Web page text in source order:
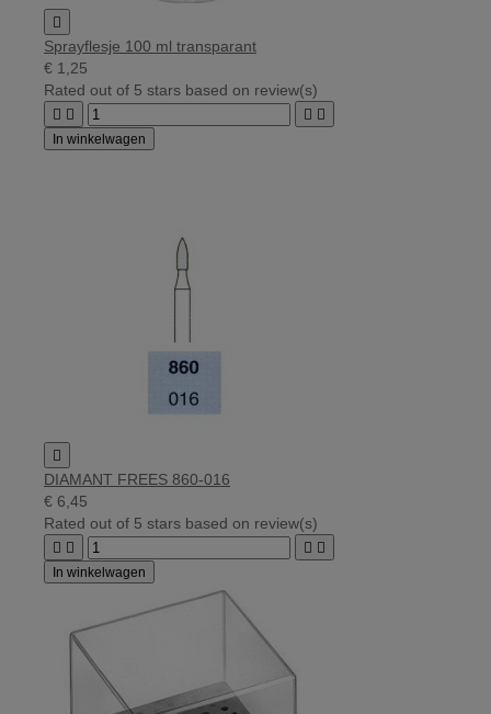

Sprayflesje 100 ml transparant
€ 1,25
Rated out of 5 stars based on review(s)
   
In winkelwagen

DIAMANT FREES 860-016
€ 6,45
Rated out of 5 stars based on review(s)
   
In winkelwagen